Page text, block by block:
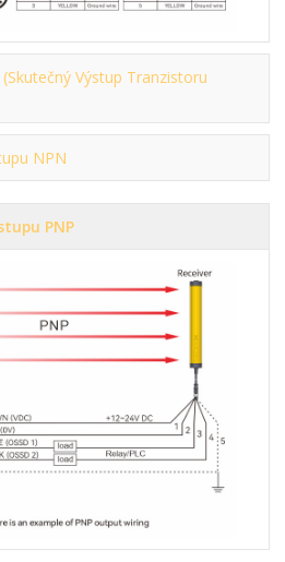
Výstup Tranzistoru
NPN
PNP